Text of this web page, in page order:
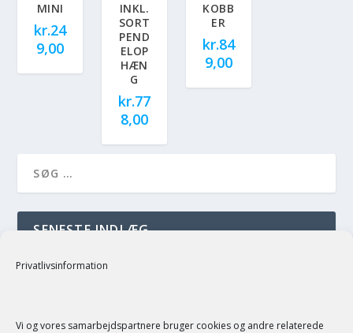
Privatlivsinformation
Vi og vores samarbejdspartnere bruger cookies og andre relaterede
MINI
kr.24
9,00
INKL.
SORT
PEND
ELOP
HÆN
G
kr.77
8,00
KOBB
ER
kr.84
9,00
SENESTE INDLÆG
just a test
SENESTE KOMMENTARER